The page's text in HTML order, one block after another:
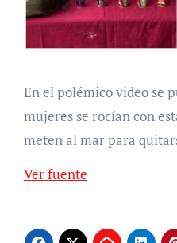
En el polémico video se
mujeres se rocían con
meten al mar para
Ver fuente